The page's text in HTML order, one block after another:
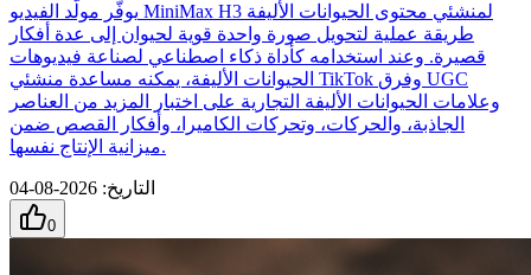
يوفّر مولّد الفيديو MiniMax H3 لمنشئي محتوى الحيوانات الأليفة
طريقة عملية لتحويل صورة واحدة قوية لحيوان إلى عدة أفكار
قصيرة. وعند استخدامه كأداة ذكاء اصطناعي لصناعة فيديوهات
الحيوانات الأليفة، يمكنه مساعدة منشئي TikTok وفرق UGC
وعلامات الحيوانات الأليفة التجارية على اختبار المزيد من العناصر
الجاذبة، والحركات، وتحركات الكاميرا، وأفكار القصص ضمن
ميزانية الإنتاج نفسها.
التاريخ:
2026-08-04
0